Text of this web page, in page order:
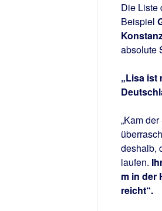
Die Liste
Beispiel
absolute
„Lisa ist
„Kam
deshalb,
laufen.
m in der
reicht“.